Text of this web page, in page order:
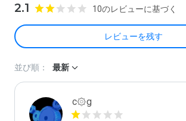
2.1 10のレビューに基づく
レビューを残す
並び順： 最新
c۞g